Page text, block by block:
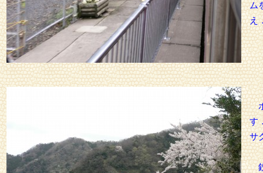
ム
え
ホ
す
サ
鉄